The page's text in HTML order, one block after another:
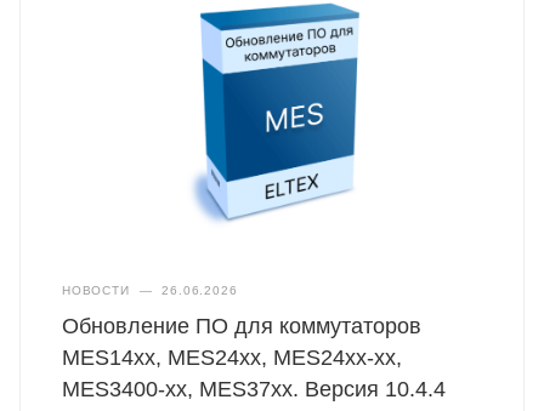
НОВОСТИ — 26.06.2026
Обновление ПО для коммутаторов
MES14xx, MES24xx, MES24xx-xx,
MES3400-xx, MES37хх. Версия 10.4.4